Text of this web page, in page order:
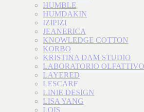
HUMBLE
HUMDAKIN
IZIPIZI
JEANERICA
KNOWLEDGE COTTON
KORBO
KRISTINA DAM STUDIO
LABORATORIO OLFATTIVO
LAYERED
LESCARF
LINIE DESIGN
LISA YANG
LOIS